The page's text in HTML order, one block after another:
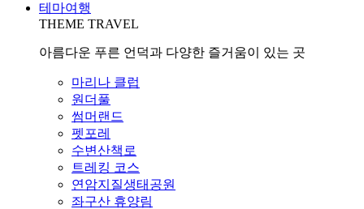
테마여행
THEME TRAVEL
아름다운 푸른 언덕과 다양한 즐거움이 있는 곳
마리나 클럽
원더풀
썸머랜드
펫포레
수변산책로
트레킹 코스
연암지질생태공원
좌구산 휴양림